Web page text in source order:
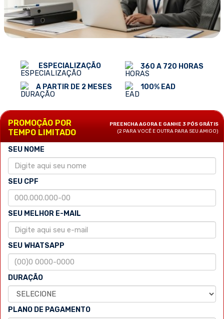
ESPECIALIZAÇÃO
A PARTIR DE 2 MESES
360 A 720 HORAS
100% EAD
PROMOÇÃO POR
TEMPO LIMITADO
PREENCHA AGORA E GANHE 3 PÓS GRÁTIS
(2 PARA VOCÊ E OUTRA PARA SEU AMIGO)
SEU NOME
SEU CPF
SEU MELHOR E-MAIL
SEU WHATSAPP
DURAÇÃO
PLANO DE PAGAMENTO